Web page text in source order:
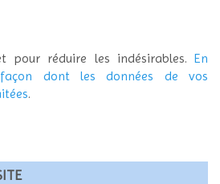
pour réduire les indésirables. En
dont les données de vos
.